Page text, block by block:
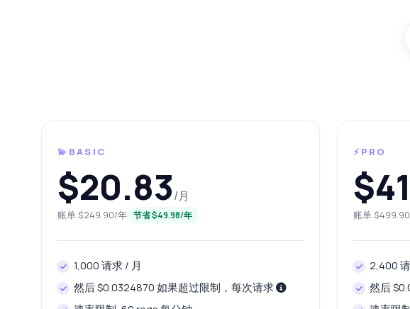
💫BASIC
$20.83/月
账单 $249.90/年 节省 $49.98/年
1,000 请求 / 月
然后 $0.0324870 如果超过限制，每次请求
⚡PRO
账单
2,400
然后